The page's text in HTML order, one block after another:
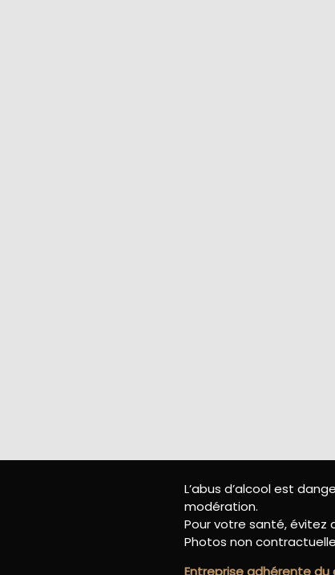
L’abus d’alcool est
modération.
Pour votre santé, évitez
Photos non
Entreprise adhérente du